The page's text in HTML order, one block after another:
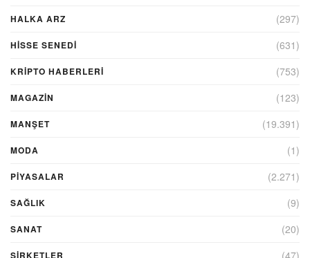
HALKA ARZ (297)
HİSSE SENEDİ (631)
KRIPTO HABERLERI (753)
MAGAZİN (123)
MANŞET (19.391)
MODA (1)
PİYASALAR (2.271)
SAĞLIK (9)
SANAT (20)
ŞIRKETLER (47)